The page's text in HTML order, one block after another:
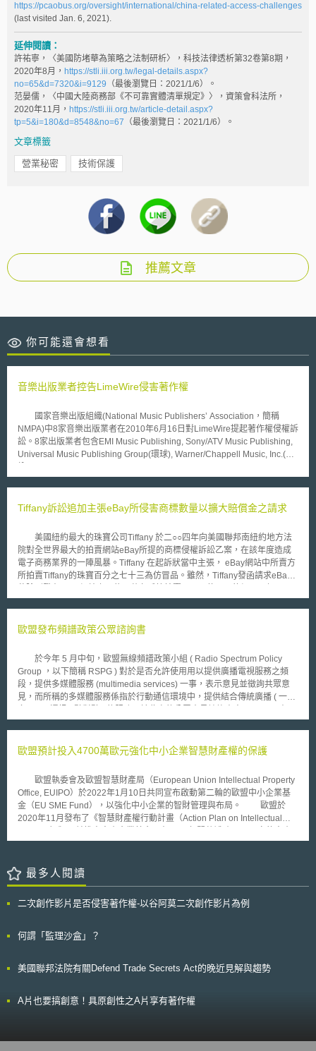
https://pcaobus.org/oversight/international/china-related-access-challenges
(last visited Jan. 6, 2021).
延伸閱讀：
許祐寧，〈美國防堵華為策略之法制研析〉，科技法律透析第32卷第8期，
2020年8月， https://stli.iii.org.tw/legal-details.aspx?
no=65&d=7320&i=9129 （最後瀏覽日：2021/1/6）。
范晏儒，〈中國大陸商務部《不可靠實體清單規定》〉，資策會科法所，
2020年11月， https://stli.iii.org.tw/article-detail.aspx?
tp=5&i=180&d=8548&no=67 （最後瀏覽日：2021/1/6）。
文章標籤
營業秘密 技術保護
推薦文章
你可能還會想看
音樂出版業者控告LimeWire侵害著作權
國家音樂出版組織(National Music Publishers’ Association，簡稱
NMPA)中8家音樂出版業者在2010年6月16日對LimeWire提起著作權侵權訴
訟。8家出版業者包含EMI Music Publishing, Sony/ATV Music Publishing,
Universal Music Publishing Group(環球), Warner/Chappell Music, Inc.(華
Organization.等唱片公司，被告LimeWire是知名的檔案共享線上服務網
NMPA表示本案和上個月13家音樂公司和美國唱片業協會(Recording
相關聯的案件。美國地方法院法官於上個月就RIAA和LimeWire一案作出判
決，法官認定LimeWire公司及負責人侵害著作權，且構成不公平競爭。13
家公司要求凍結LimeWire的資產並且要負擔近十億美金賠償，RIAA要求
LimeWire立即關掉網站，但法官於6/8說明LimeWire至少可持續營業兩週。
NMPA的負責人及執行長Israelite表示，LimeWire提供的網路平台有
含出版者、作曲家、表演者、錄音者，唱片公司，並非無中生有的，
拒絕支付合理的音樂授權金。 LimeWire釋出善意歡迎NMPA進行協商
如同LimeWire新的音樂服務機制與商
Tiffany訴訟追加主張eBay所侵害商標數量以擴大賠償金之請求
美國紐約最大的珠寶公司Tiffany 於二○○四年向美國聯邦南紐約地方法
院對全世界最大的拍賣網站eBay所提的商標侵權訴訟乙案，在該年度造成
電子商務業界的一陣風暴。Tiffany 在起訴狀當中主張， eBay網站中所賣方
所拍賣Tiffany的珠寶百分之七十三為仿冒品。雖然，Tiffany發函請求eBay
Tiffany仍提起訴訟主張eBay未對仿冒詐欺之情形盡監督之責，而造成該公
Louis Vuitton Moet Hennessy及Dior Couture也於二○○六年對eBay未盡監
大精品業者二○○一年至二○○五年之營業損失。 Tiffany的代表律師針對
eBay所提起的答辯在六月一日提出補充意見狀表示，原起訴狀所主張的商
標權範圍並未限定或引用特定的商標，因此eBay的主張無理由。
Tiffany v. eBay乙案，原定於今年 (二○○七年) 五月十四日在南紐約地方法院
進行法官審判程序 (Bench Trail) ，但因五月八日承審法官下令進行訴訟和
一個包括Tiffany經典藍色的顏色、PALOMA PICASSO等商標。eBay對上開
個商標未按正當程序提出，將會使得eBay因提出證據的時間不足而造成裁
eBay所侵害商標數目之目的，係為增加eBay的法定損害賠償義務；因為美
國法律規定，商標侵權的法定損害賠償義務計算方式以所受侵害仿冒的商標
商品或服務之種類為準，每一項美金一百萬元之賠償金。
歐盟發布頻譜政策公眾諮詢書
於今年 5 月中旬，歐盟無線頻譜政策小組 ( Radio Spectrum Policy
Group ，以下簡稱 RSPG ) 對於是否允許使用用以提供廣播電視服務之頻
段，提供多媒體服務 (multimedia services) 一事，表示意見並徵詢共眾意
見，而所稱的多媒體服務係指於行動通信環境中，提供結合傳統廣播 ( 一對
此次意見諮詢的目的旨在促進多媒體服務的提供，但亦指出多媒體服務的發
會員國境內以促進文化及媒體多元化之媒介內容規範相左。而就如何導入多
以允許業者得使用頻譜提供多媒體服務。此次的公眾意見諮詢將於 6 月 14
日 結束，其發展有待未來更進一步的觀察。
歐盟預計投入4700萬歐元強化中小企業智慧財產權的保護
歐盟執委會及歐盟智慧財產局（European Union Intellectual Property
Office, EUIPO）於2022年1月10日共同宣布啟動第二輪的歐盟中小企業基
金（EU SME Fund），以強化中小企業的智財管理與布局。 歐盟於
2020年11月發布了《智慧財產權行動計畫（Action Plan on Intellectual
企業，補助金額達680萬歐元。由於成效不錯，因此歐盟推出第二輪的中小
出，中小企業在保護創新上需要有相關的工具及資金，目前規劃的補助項目
如下： 補助中小企業申請智財檢視服務（IP Scan service）90%的費用。
檢視其無形資產（intangible assets）的創新潛力。 補助中小企業向各會員
Intellectual Property, BOIP）申請商標、設計註冊75%的費用。 補助中小企
年預計進一步納入補助的項目包含：補助中小企業進行專利先前技術檢索、
代性紛爭解決機制等事項的諮詢。） 歐盟希望透過上述的方式，協助
最多人閱讀
二次創作影片是否侵害著作權-以谷阿莫二次創作影片為例
何謂「監理沙盒」？
美國聯邦法院有關Defend Trade Secrets Act的晚近見解與趨勢
A片也要搞創意！具原創性之A片享有著作權